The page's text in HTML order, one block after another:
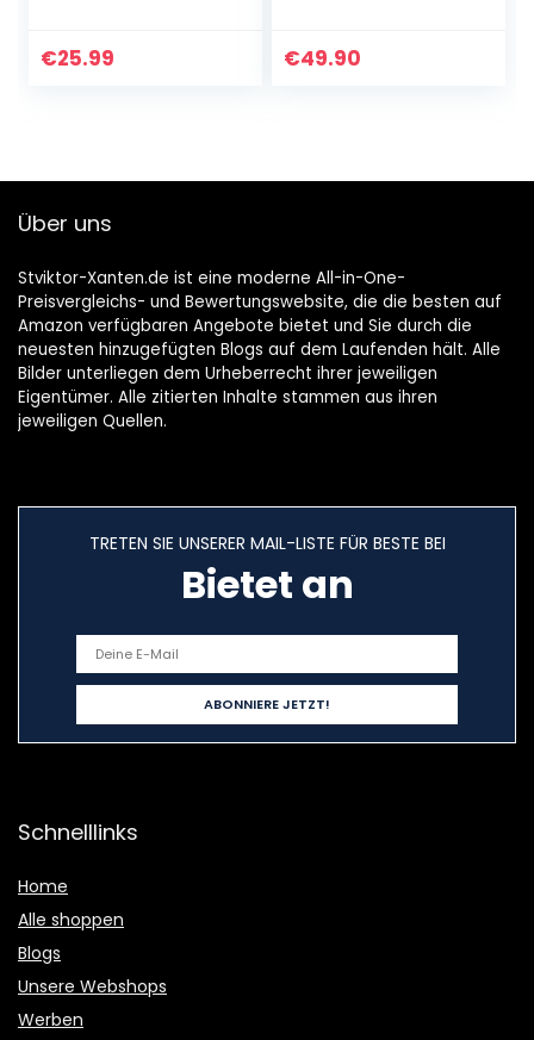
Sockel (mit Kabel
€25.99 €49.90
Über uns
Stviktor-Xanten.de ist eine moderne All-in-One-
Preisvergleichs- und Bewertungswebsite, die die besten auf
Amazon verfügbaren Angebote bietet und Sie durch die
neuesten hinzugefügten Blogs auf dem Laufenden hält. Alle
Bilder unterliegen dem Urheberrecht ihrer jeweiligen
Eigentümer. Alle zitierten Inhalte stammen aus ihren
jeweiligen Quellen.
TRETEN SIE UNSERER MAIL-LISTE FÜR BESTE BEI
Bietet an
Schnelllinks
Home
Alle shoppen
Blogs
Unsere Webshops
Werben